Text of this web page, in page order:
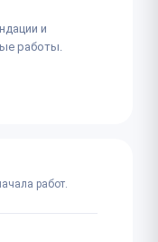
и
работы.
работ.